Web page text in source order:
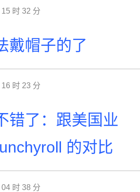
时 32 分
戴帽子的了
时 23 分
错了：跟美国业
的对比
时 38 分